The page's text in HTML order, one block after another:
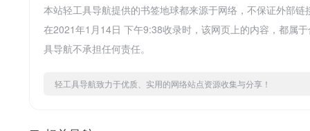
本站轻工具导航提供的书签地球都来源于网络，不保证外部
在2021年1月14日 下午9:38收录时，该网页上的内容，都属
具导航不承担任何责任。
轻工具导航致力于优质、实用的网络站点资源收集与分享！